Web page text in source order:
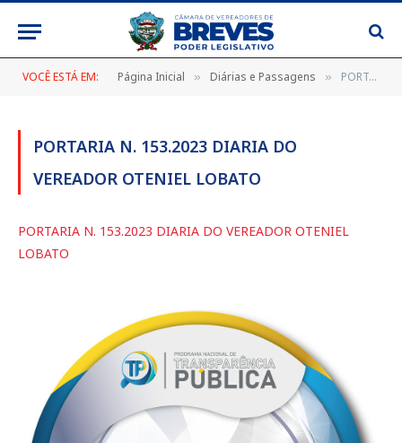
VOCÊ ESTÁ EM: Página Inicial » Diárias e Passagens » PORTARIA N. 153.2023 DIARIA DO VEREADOR OTENIEL LOBATO
PORTARIA N. 153.2023 DIARIA DO
VEREADOR OTENIEL LOBATO
PORTARIA N. 153.2023 DIARIA DO VEREADOR OTENIEL
LOBATO